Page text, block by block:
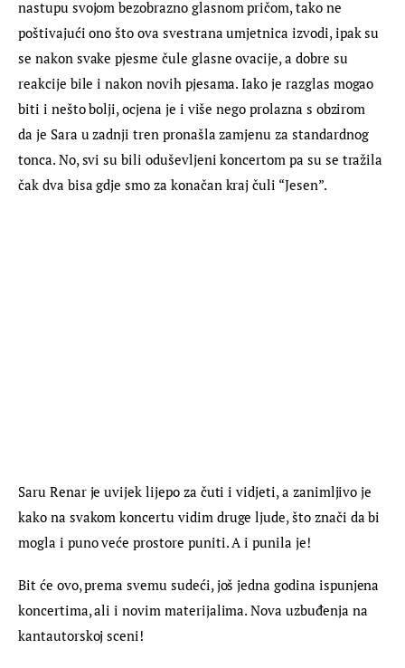
nastupu svojom bezobrazno glasnom pričom, tako ne
poštivajući ono što ova svestrana umjetnica izvodi, ipak su
se nakon svake pjesme čule glasne ovacije, a dobre su
reakcije bile i nakon novih pjesama. Iako je razglas mogao
biti i nešto bolji, ocjena je i više nego prolazna s obzirom
da je Sara u zadnji tren pronašla zamjenu za standardnog
tonca. No, svi su bili oduševljeni koncertom pa su se tražila
čak dva bisa gdje smo za konačan kraj čuli “Jesen”.
Saru Renar je uvijek lijepo za čuti i vidjeti, a zanimljivo je
kako na svakom koncertu vidim druge ljude, što znači da bi
mogla i puno veće prostore puniti. A i punila je!
Bit će ovo, prema svemu sudeći, još jedna godina ispunjena
koncertima, ali i novim materijalima. Nova uzbuđenja na
kantautorskoj sceni!